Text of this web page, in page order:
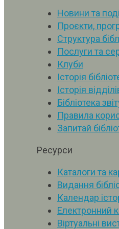
Новини та
Проєкти,
Структура
Послуги та
Клуби
Історія
Історія
Бібліотека
Правила
Запитай
Ресурси
Каталоги та
Видання
Календар
Електронний
Віртуальні